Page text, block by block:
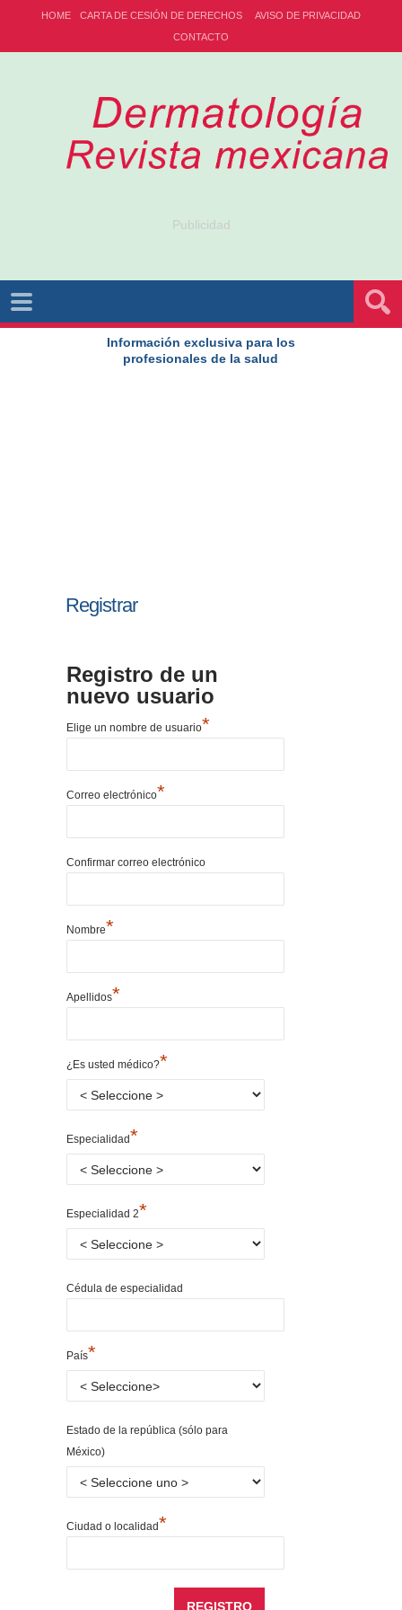
HOME CARTA DE CESIÓN DE DERECHOS
AVISO DE PRIVACIDAD
CONTACTO
Publicidad
Información exclusiva para los
profesionales de la salud
Registrar
Registro de un
nuevo usuario
Elige un nombre de usuario*
Correo electrónico*
Confirmar correo electrónico
Nombre*
Apellidos*
¿Es usted médico?*
Especialidad*
Especialidad 2*
Cédula de especialidad
País*
Estado de la república (sólo para
México)
Ciudad o localidad*